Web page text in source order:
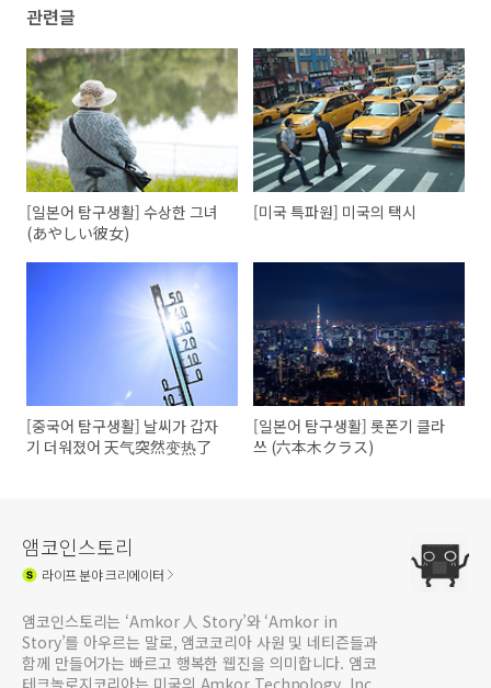
관련글
[일본어 탐구생활] 수상한 그녀
(あやしい彼女)
[미국 특파원] 미국의 택시
[중국어 탐구생활] 날씨가 갑자
기 더워졌어 天气突然变热了
[일본어 탐구생활] 롯폰기 클라
쓰 (六本木クラス)
앰코인스토리
라이프분야 크리에이터
앰코인스토리는 ‘Amkor 人 Story’와 ‘Amkor in
Story’를 아우르는 말로, 앰코코리아 사원 및 네티즌들과
함께 만들어가는 빠르고 행복한 웹진을 의미합니다. 앰코